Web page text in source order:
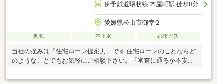
伊予鉄道環状線 木屋町駅 徒歩8分
愛媛県松山市御幸２
更地 本下水 都市ガス
当社の強みは『住宅ローン提案力』です 住宅ローンのことならど
のようなことでもお気軽にご相談下さい。「審査に通るか不安」
選び方が分からない」「車のローンがあるけど大丈夫？」「年齢